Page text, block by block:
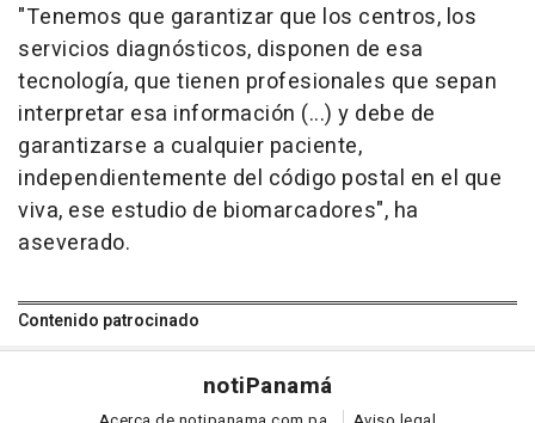
"Tenemos que garantizar que los centros, los
servicios diagnósticos, disponen de esa
tecnología, que tienen profesionales que sepan
interpretar esa información (...) y debe de
garantizarse a cualquier paciente,
independientemente del código postal en el que
viva, ese estudio de biomarcadores", ha
aseverado.
Contenido patrocinado
notiPanamá